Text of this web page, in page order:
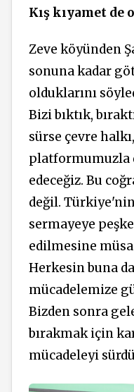
Kış kıyamet de
Zeve köyünden
sonuna kadar
olduklarını
Bizi bıktık,
sürse çevre
platformumuzla
edeceğiz. Bu
değil.
sermayeye
edilmesine
Herkesin buna
mücadelemize
Bizden sonra
bırakmak için
mücadeleyi